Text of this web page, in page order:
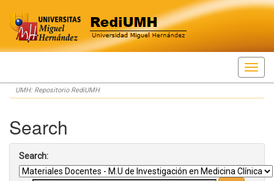
Skip
navigation
UMH: Repositorio RediUMH
Search
Search: